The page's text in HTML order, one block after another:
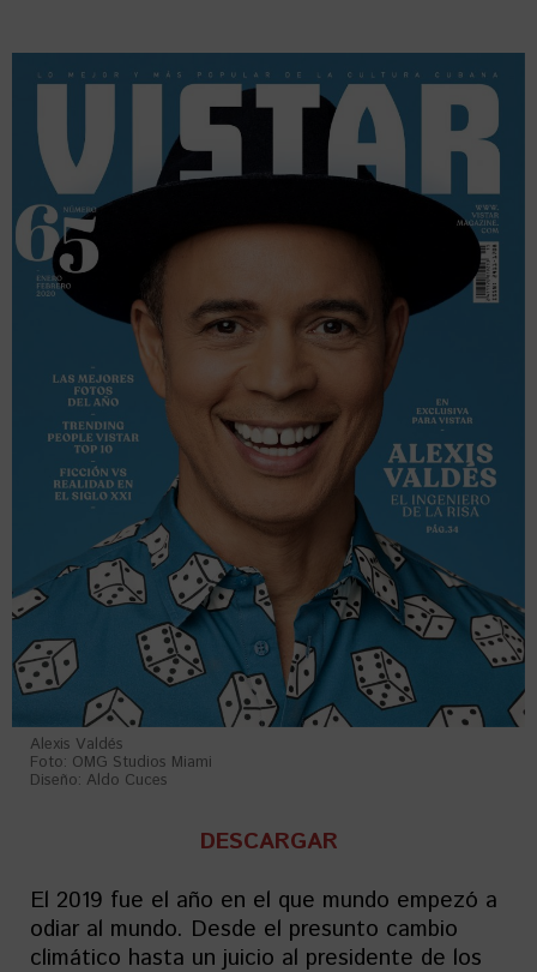
Alexis Valdés
Foto: OMG Studios Miami
Diseño: Aldo Cuces
DESCARGAR
El 2019 fue el año en el que mundo empezó a
odiar al mundo. Desde el presunto cambio
climático hasta un juicio al presidente de los